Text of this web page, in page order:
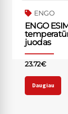
ENGO
ENGO
juodas
23.72€
Daugiau